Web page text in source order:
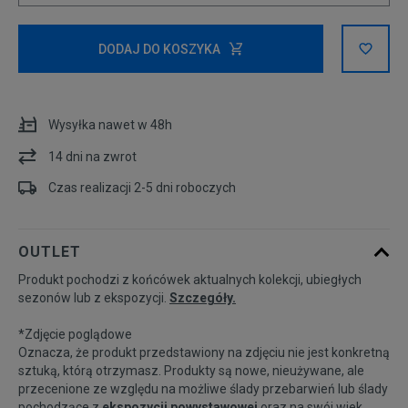
dostępności
L
DODAJ DO KOSZYKA
Wysyłka nawet w 48h
14 dni na zwrot
Czas realizacji 2-5 dni roboczych
OUTLET
Produkt pochodzi z końcówek aktualnych kolekcji, ubiegłych
sezonów lub z ekspozycji. Szczegóły.
*Zdjęcie poglądowe
Oznacza, że produkt przedstawiony na zdjęciu nie jest konkretną
sztuką, którą otrzymasz. Produkty są nowe, nieużywane, ale
przecenione ze względu na możliwe ślady przebarwień lub ślady